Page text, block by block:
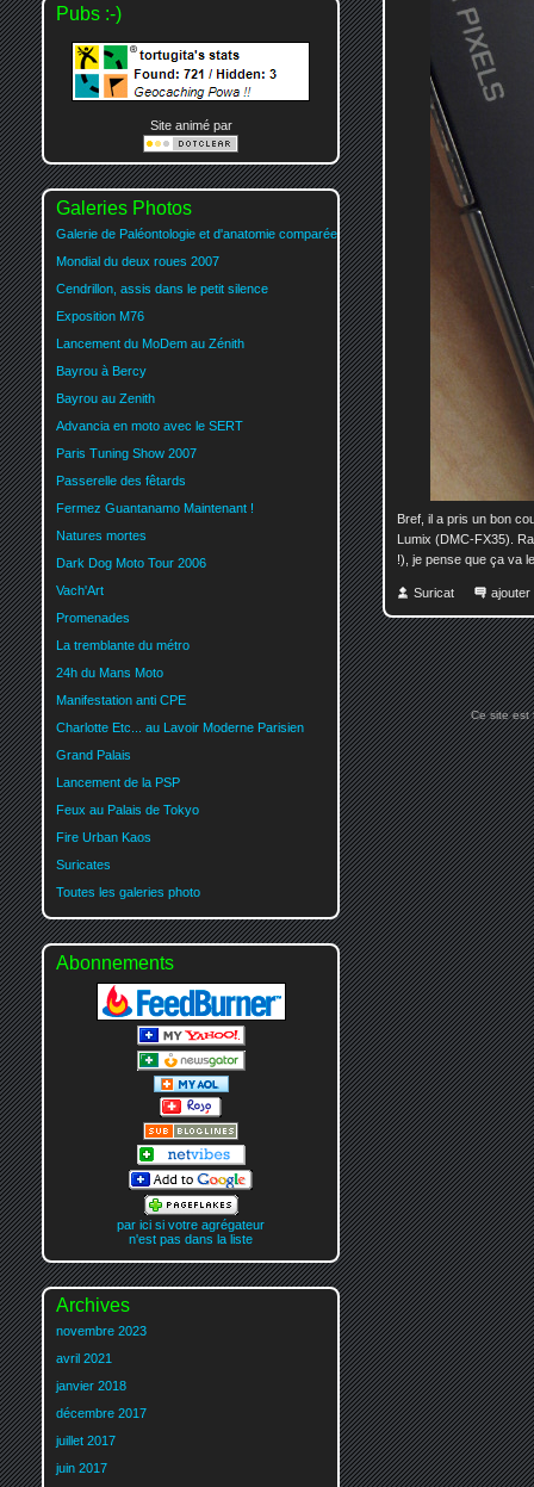
Bref, il a pris un bon
Lumix (DMC-FX35).
!), je pense que ça va
Suricat ajouter
Pubs :-)
Site animé par
Galeries Photos
Galerie de Paléontologie et d'anatomie comparée
Mondial du deux roues 2007
Cendrillon, assis dans le petit silence
Exposition M76
Lancement du MoDem au Zénith
Bayrou à Bercy
Bayrou au Zenith
Advancia en moto avec le SERT
Paris Tuning Show 2007
Passerelle des fêtards
Fermez Guantanamo Maintenant !
Natures mortes
Dark Dog Moto Tour 2006
Vach'Art
Promenades
La tremblante du métro
24h du Mans Moto
Manifestation anti CPE
Charlotte Etc... au Lavoir Moderne Parisien
Grand Palais
Lancement de la PSP
Feux au Palais de Tokyo
Fire Urban Kaos
Suricates
Toutes les galeries photo
Abonnements
par ici si votre agrégateur
n'est pas dans la liste
Archives
novembre 2023
avril 2021
janvier 2018
décembre 2017
juillet 2017
juin 2017
Ce site est